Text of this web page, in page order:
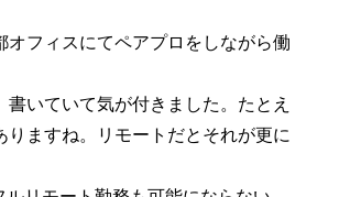
フィスにてペアプロをしながら働
いていて気が付きました。たとえ
ますね。リモートだとそれが更に